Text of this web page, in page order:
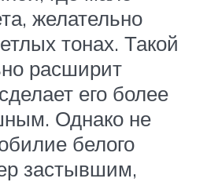
желательно
тонах. Такой
расширит
его более
Однако не
белого
застывшим,